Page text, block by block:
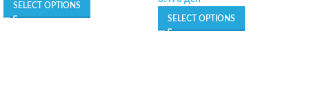
SELECT OPTIONS
SELECT OPTIONS